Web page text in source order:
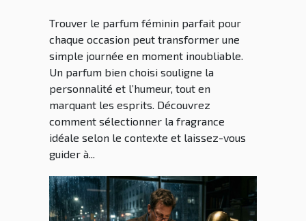
Trouver le parfum féminin parfait pour
chaque occasion peut transformer une
simple journée en moment inoubliable.
Un parfum bien choisi souligne la
personnalité et l’humeur, tout en
marquant les esprits. Découvrez
comment sélectionner la fragrance
idéale selon le contexte et laissez-vous
guider à...